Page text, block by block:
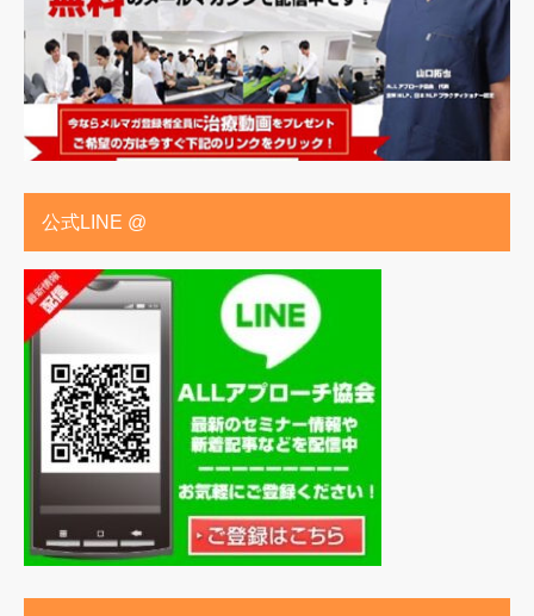
公式LINE @